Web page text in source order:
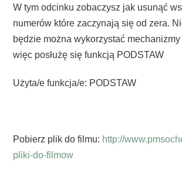
W tym odcinku zobaczysz jak usunąć
numerów które zaczynają się od zera.
będzie można wykorzystać
więc posłużę się funkcją PODSTAW
Użyta/e funkcja/e: PODSTAW
Pobierz plik do filmu: http://
pliki-do-filmow